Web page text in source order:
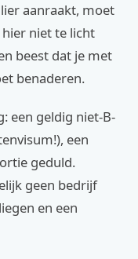
aanraakt, moet
hier niet te licht
beest dat je met
benaderen.
een geldig niet-B-
een
geduld.
geen bedrijf
en een